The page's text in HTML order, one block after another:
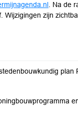
. Na de
zijn
plan